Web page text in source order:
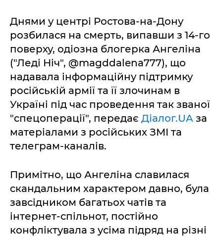
Днями у центрі Ростова-на-Дону
розбилася на смерть, випавши з 14-го
поверху, одіозна блогерка Ангеліна
("Леді Ніч", @magddalena777), що
надавала інформаційну підтримку
російській армії та її злочинам в
Україні під час проведення так званої
"спецоперації", передає Діалог.UA за
матеріалами з російських ЗМІ та
телеграм-каналів.
Примітно, що Ангеліна славилася
скандальним характером давно, була
завсідником багатьох чатів та
інтернет-спільнот, постійно
конфліктувала з усіма підряд на різні